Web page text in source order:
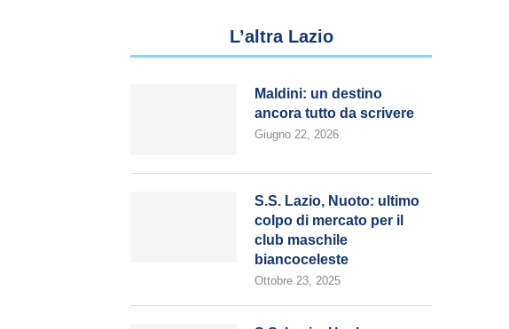
L’altra Lazio
Maldini: un destino
ancora tutto da scrivere
Giugno 22, 2026
S.S. Lazio, Nuoto: ultimo
colpo di mercato per il
club maschile
biancoceleste
Ottobre 23, 2025